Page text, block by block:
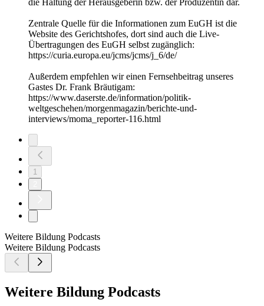
Zentrale Quelle für die Informationen zum EuGH ist die
Website des Gerichtshofes, dort sind auch die Live-
Übertragungen des EuGH selbst zugänglich:
https://curia.europa.eu/jcms/jcms/j_6/de/
Außerdem empfehlen wir einen Fernsehbeitrag unseres
Gastes Dr. Frank Bräutigam:
https://www.daserste.de/information/politik-
weltgeschehen/morgenmagazin/berichte-und-
interviews/moma_reporter-116.html
1
Weitere Bildung Podcasts
Weitere Bildung Podcasts
Weitere Bildung Podcasts